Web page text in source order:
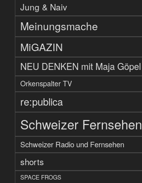
Jung & Naiv
Meinungsmache
MiGAZIN
NEU DENKEN mit Maja Göpel
Orkenspalter TV
re:publica
Schweizer Fernsehen
Schweizer Radio und Fernsehen
shorts
SPACE FROGS